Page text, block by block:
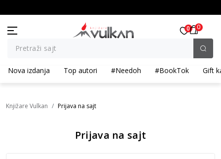
Pretraži sajt
0 0
Nova izdanja Top autori #Needoh #BookTok Gift
Knjižare Vulkan Prijava na sajt
Prijava na sajt